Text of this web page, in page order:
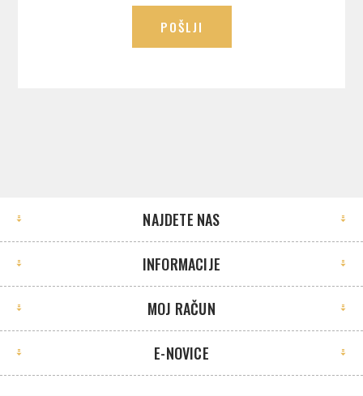
POŠLJI
NAJDETE NAS
INFORMACIJE
MOJ RAČUN
E-NOVICE